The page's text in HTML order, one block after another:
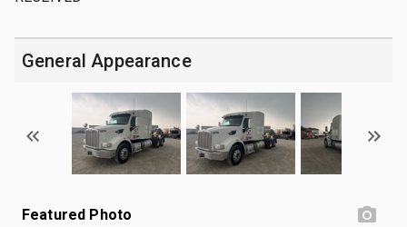
General Appearance
Featured Photo